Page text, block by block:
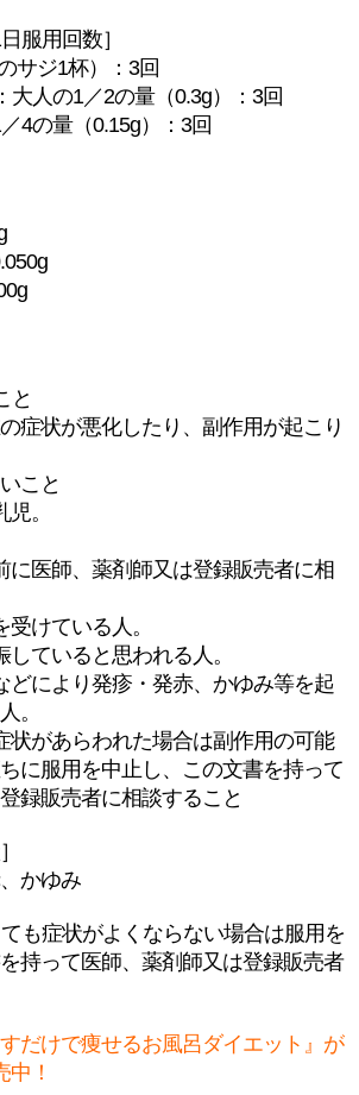
服用回数］
サジ1杯）：3回
大人の1／2の量（0.3g）：3回
4の量（0.15g）：3回
と
症状が悪化したり、副作用が起こり
こと
。
に医師、薬剤師又は登録販売者に相
受けている人。
していると思われる人。
どにより発疹・発赤、かゆみ等を起
。
状があらわれた場合は副作用の可能
に服用を中止し、この文書を持って
録販売者に相談すること
かゆみ
も症状がよくならない場合は服用を
持って医師、薬剤師又は登録販売者
だけで痩せるお風呂ダイエット』が
！